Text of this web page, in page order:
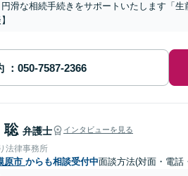
滑な相続手続きをサポートいたします「
聡 弁護士 インタビューを見る
法律事務所
原市 からも相談受付中面談方法(対面・電話